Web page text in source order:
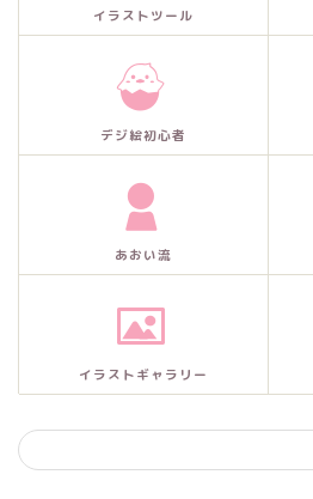
イラストツール
デジ絵初心者
あおい流
イラストギャラリー